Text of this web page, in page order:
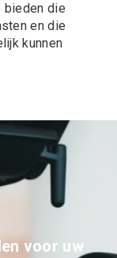
bieden die
en die
kunnen
voor uw